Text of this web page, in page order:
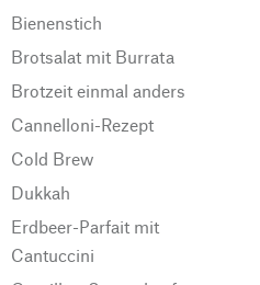
Bienenstich
Brotsalat mit Burrata
Brotzeit einmal anders
Cannelloni-Rezept
Cold Brew
Dukkah
Erdbeer-Parfait mit
Cantuccini